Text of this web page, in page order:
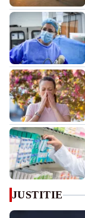
JUSTITIE